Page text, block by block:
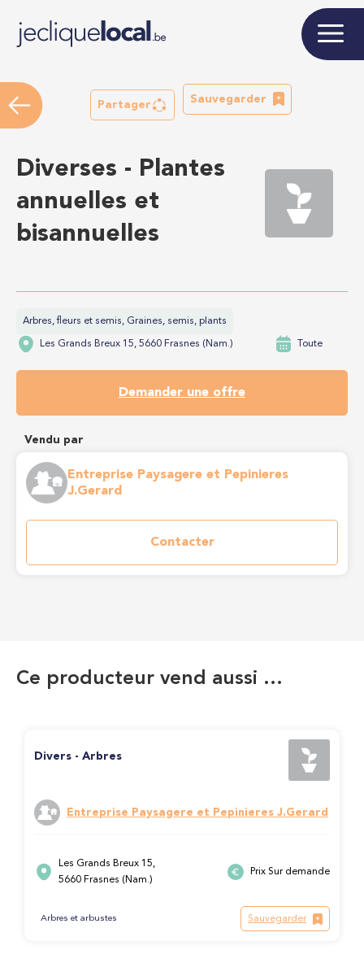
Partager
Sauvegarder
Diverses - Plantes
annuelles et
bisannuelles
Arbres, fleurs et semis, Graines, semis, plants
Les Grands Breux 15, 5660 Frasnes (Nam.) Toute
Demander une offre
Vendu par
Entreprise Paysagere et Pepinieres
J.Gerard
Contacter
Ce producteur vend aussi …
Divers - Arbres
Entreprise Paysagere et Pepinieres J.Gerard
Les Grands Breux 15,
5660 Frasnes (Nam.)
Prix Sur demande
Arbres et arbustes Sauvegarder